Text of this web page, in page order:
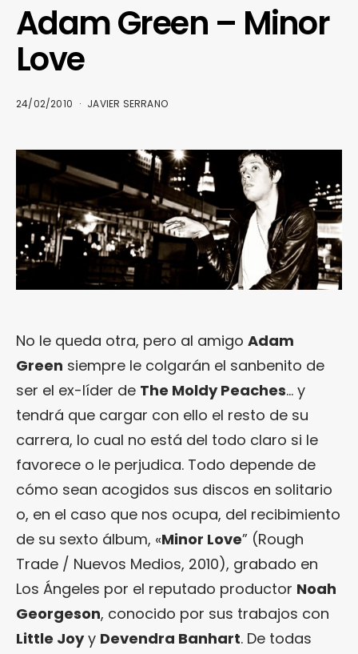
Adam Green – Minor
Love
24/02/2010 JAVIER SERRANO
No le queda otra, pero al amigo Adam
Green siempre le colgarán el sanbenito de
ser el ex-líder de The Moldy Peaches… y
tendrá que cargar con ello el resto de su
carrera, lo cual no está del todo claro si le
favorece o le perjudica. Todo depende de
cómo sean acogidos sus discos en solitario
o, en el caso que nos ocupa, del recibimiento
de su sexto álbum, «Minor Love” (Rough
Trade / Nuevos Medios, 2010), grabado en
Los Ángeles por el reputado productor Noah
Georgeson, conocido por sus trabajos con
Little Joyy Devendra Banhart. De todas